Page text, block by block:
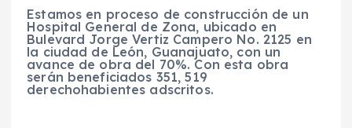
Estamos en proceso de construcción de un
Hospital General de Zona, ubicado en
Bulevard Jorge Vertiz Campero No. 2125 en
la ciudad de León, Guanajuato, con un
avance de obra del 70%. Con esta obra
serán beneficiados 351, 519
derechohabientes adscritos.